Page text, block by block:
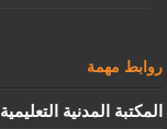
روابط مهمة
المكتبة المدنية التعليمية